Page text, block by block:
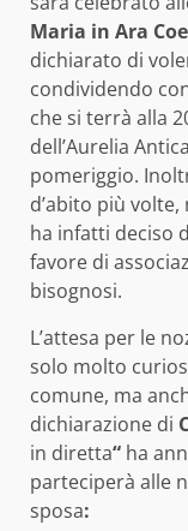
Maria in Ara
dichiarato di
condividendo
che si terrà alla
dell’Aurelia
pomeriggio.
d’abito più
ha infatti deciso
favore di
bisognosi.
L’attesa per le
solo molto
comune, ma
dichiarazione di
in diretta“ ha
parteciperà alle
sposa: